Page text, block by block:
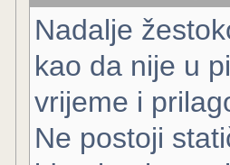
Nadalje
kao da nije u
vrijeme i
Ne postoji